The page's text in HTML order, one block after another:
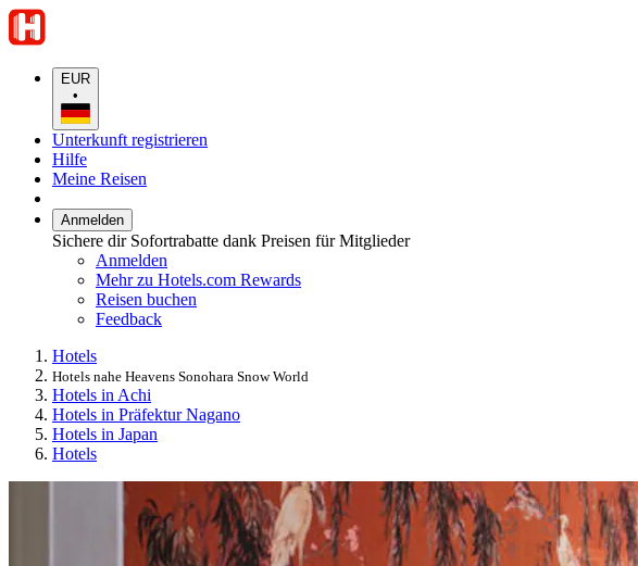
EUR
•
Unterkunft registrieren
Hilfe
Meine Reisen
Anmelden
Sichere dir Sofortrabatte dank Preisen für Mitglieder
Anmelden
Mehr zu Hotels.com Rewards
Reisen buchen
Feedback
Hotels
Hotels nahe Heavens Sonohara Snow World
Hotels in Achi
Hotels in Präfektur Nagano
Hotels in Japan
Hotels